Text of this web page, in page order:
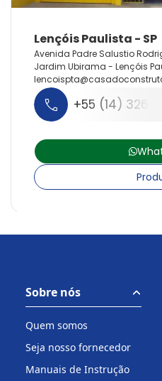
Avenida Padre Salustio
Jardim Ubirama - Lençóis
lencoispta@
+55 (14) 3264-
Sobre nós
Quem somos
Seja nosso fornecedor
Manuais de Instrução